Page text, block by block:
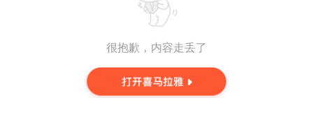
很抱歉，内容走丢了